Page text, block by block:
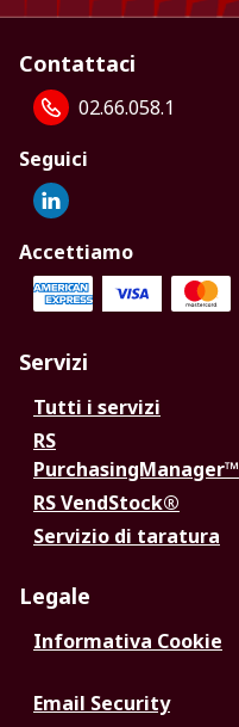
Contattaci
02.66.058.1
Seguici
Accettiamo
Servizi
Tutti i servizi
RS
PurchasingManager™
RS VendStock®
Servizio di taratura
Legale
Informativa Cookie
Email Security